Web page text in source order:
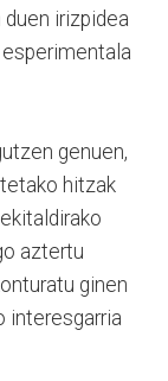
irizpidea
genuen,
hitzak
aztertu
ginen
interesgarria